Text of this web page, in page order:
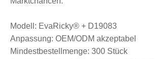
Modell: EvaRicky® + D19083
Anpassung: OEM/ODM akzeptabel
Mindestbestellmenge: 300 Stück